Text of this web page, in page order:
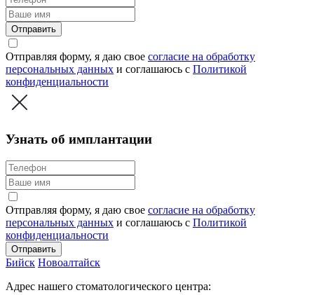
Отправить
Отправляя форму, я даю свое согласие на обработку
персональных данных и соглашаюсь c Политикой
конфиденциальности
Узнать об имплантации
Отправляя форму, я даю свое согласие на обработку
персональных данных и соглашаюсь c Политикой
конфиденциальности
Отправить
Бийск Новоалтайск
Адрес нашего стоматологического центра: